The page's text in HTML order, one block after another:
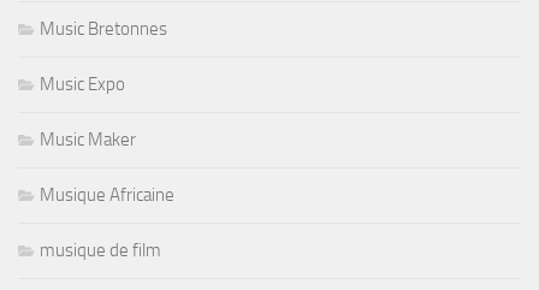
Music Bretonnes
Music Expo
Music Maker
Musique Africaine
musique de film